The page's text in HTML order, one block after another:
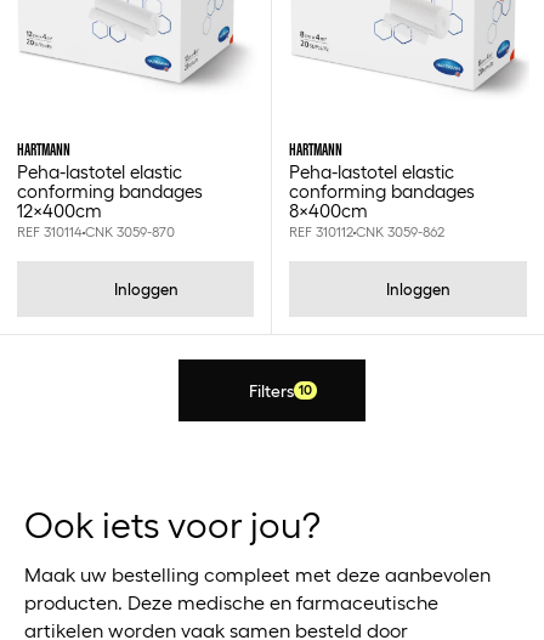
HARTMANN
Peha-lastotel elastic
conforming bandages
12x400cm
REF 310114CNK 3059-870
Inloggen
HARTMANN
Peha-lastotel elastic
conforming bandages
8x400cm
REF 310112CNK 3059-862
Inloggen
Filters 10
Ook iets voor jou?
Maak uw bestelling compleet met deze aanbevolen
producten. Deze medische en farmaceutische
artikelen worden vaak samen besteld door